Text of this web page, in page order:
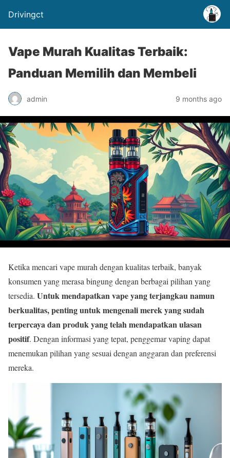
Drivingct
Vape Murah Kualitas Terbaik:
Panduan Memilih dan Membeli
admin 9 months ago
Ketika mencari vape murah dengan kualitas terbaik, banyak
konsumen yang merasa bingung dengan berbagai pilihan yang
tersedia. Untuk mendapatkan vape yang terjangkau namun
berkualitas, penting untuk mengenali merek yang sudah
terpercaya dan produk yang telah mendapatkan ulasan
positif. Dengan informasi yang tepat, penggemar vaping dapat
menemukan pilihan yang sesuai dengan anggaran dan preferensi
mereka.